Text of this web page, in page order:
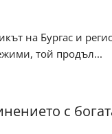
на Бургас и
той продъл...
с